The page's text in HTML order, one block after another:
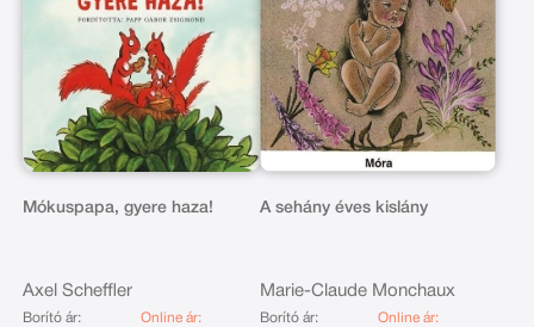
Mókuspapa, gyere haza!
Axel Scheffler
Borító ár: Online ár:
A sehány éves kislány
Marie-Claude Monchaux
Borító ár: Online ár: